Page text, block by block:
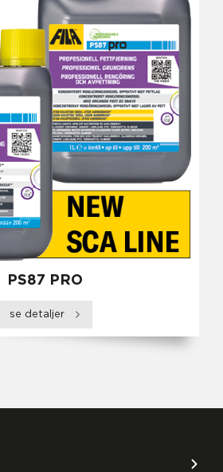
PS87 PRO
se detaljer